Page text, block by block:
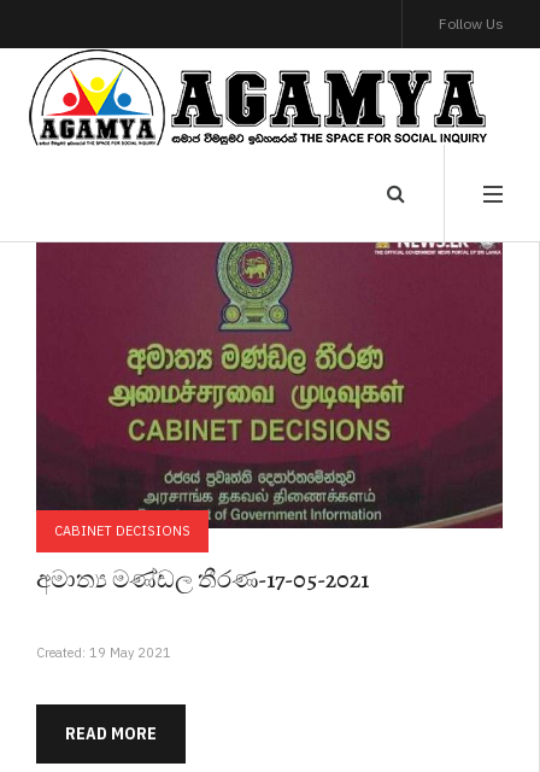
Follow Us
CABINET DECISIONS
අමාත්‍ය මණ්ඩල තීරණ-17-05-2021
Created: 19 May 2021
READ MORE